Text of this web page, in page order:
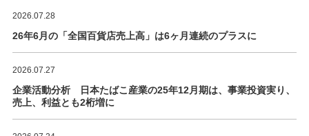
2026.07.28
26年6月の「全国百貨店売上高」は6ヶ月連続のプラスに
2026.07.27
企業活動分析 日本たばこ産業の25年12月期は、事業投資実り、
売上、利益とも2桁増に